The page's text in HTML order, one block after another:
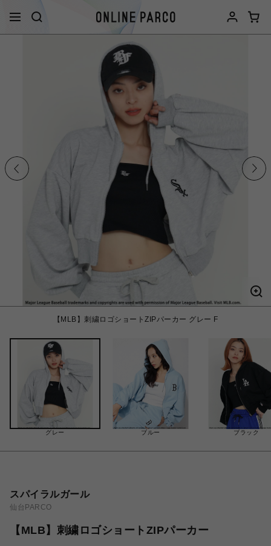
【MLB】刺繍ロゴショートZIPパーカー グレー F
グレー ブルー ブラック
スパイラルガール
仙台PARCO
【MLB】刺繍ロゴショートZIPパーカー